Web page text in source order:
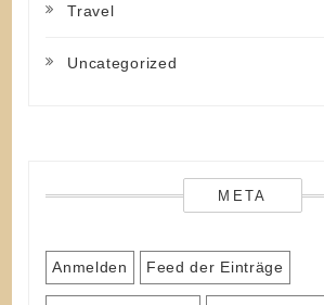
Travel
Uncategorized
META
Anmelden Feed der Einträge